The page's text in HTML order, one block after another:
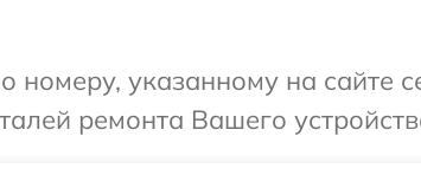
указанному на сайте
ремонта Вашего